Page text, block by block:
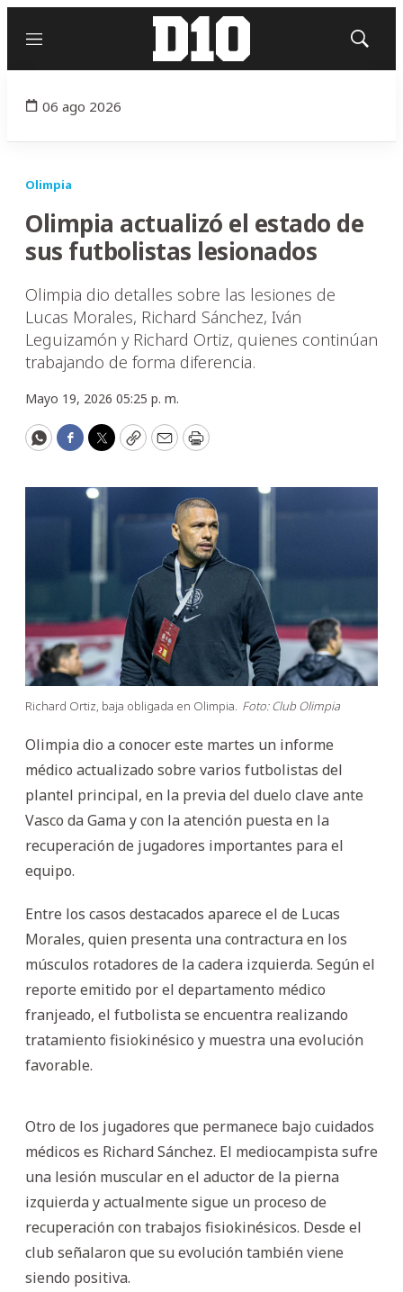
Menú
Mostrar
06 ago 2026
Olimpia
Olimpia actualizó el estado de
sus futbolistas lesionados
Olimpia dio detalles sobre las lesiones de
Lucas Morales, Richard Sánchez, Iván
Leguizamón y Richard Ortiz, quienes continúan
trabajando de forma diferencia.
Mayo 19, 2026 05:25 p. m.
WhatsApp
Facebook
Twitter
CopyEmailPrint
Richard Ortiz, baja obligada en Olimpia. Foto: Club Olimpia
Olimpia dio a conocer este martes un informe
médico actualizado sobre varios futbolistas del
plantel principal, en la previa del duelo clave ante
Vasco da Gama y con la atención puesta en la
recuperación de jugadores importantes para el
equipo.
Entre los casos destacados aparece el de Lucas
Morales, quien presenta una contractura en los
músculos rotadores de la cadera izquierda. Según el
reporte emitido por el departamento médico
franjeado, el futbolista se encuentra realizando
tratamiento fisiokinésico y muestra una evolución
favorable.
Otro de los jugadores que permanece bajo cuidados
médicos es Richard Sánchez. El mediocampista sufre
una lesión muscular en el aductor de la pierna
izquierda y actualmente sigue un proceso de
recuperación con trabajos fisiokinésicos. Desde el
club señalaron que su evolución también viene
siendo positiva.